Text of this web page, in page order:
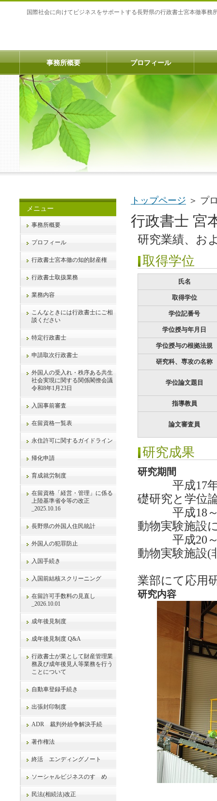
国際社会に向けてビジネスをサポートする長野県の行政書士宮本徹事務
トップページ ＞ プ
行政書士 宮
研究業績、お
取得学位
氏名
取得学位
学位記番号
学位授与年月日
学位授与の根拠法規
研究科、専攻の名称
学位論文題目
指導教員
論文審査員
研究成果
研究期間
平成17年度
礎研究と学位
平成18～20
動物実験施設
平成20～28
動物実験施設(
業部にて応用
研究内容
メニュー
事務所概要
プロフィール
行政書士宮本徹の知的財産権
行政書士取扱業務
業務内容
こんなときには行政書士にご相
談ください
特定行政書士
申請取次行政書士
外国人の受入れ・秩序ある共生
社会実現に関する関係閣僚会議
令和8年1月23日
入国事前審査
在留資格一覧表
永住許可に関するガイドライン
帰化申請
育成就労制度
在留資格「経営・管理」に係る
上陸基準省令等の改正
_2025.10.16
長野県の外国人住民統計
外国人の犯罪防止
入国手続き
入国前結核スクリーニング
在留許可手数料の見直し
_2026.10.01
成年後見制度
成年後見制度 Q&A
行政書士が業として財産管理業
務及び成年後見人等業務を行う
ことについて
自動車登録手続き
出張封印制度
ADR 裁判外紛争解決手続
著作権法
終活 エンディングノート
ソーシャルビジネスのすゝめ
民法(相続法)改正
事務所概要 プロフィール